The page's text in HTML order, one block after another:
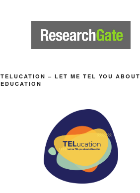
TELUCATION – LET ME TEL YOU ABOUT
EDUCATION